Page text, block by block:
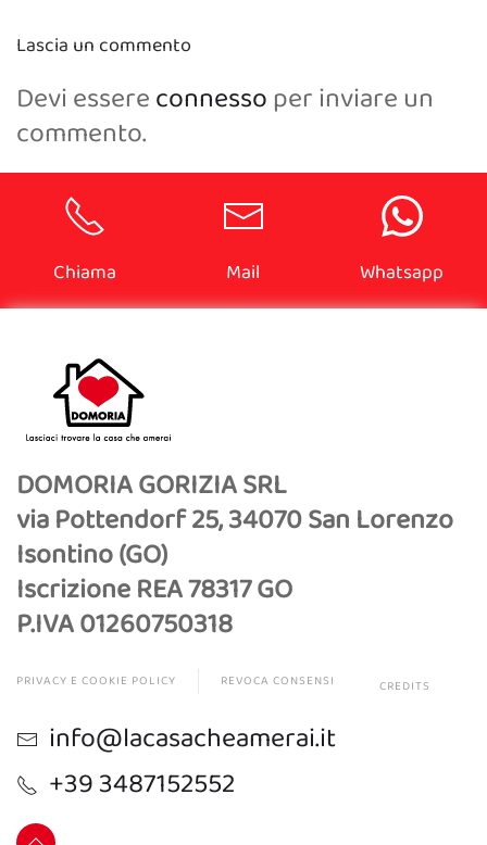
Lascia un commento
Devi essereconnessoper inviare un
commento.
Chiama Mail Whatsapp
DOMORIA GORIZIA SRL
via Pottendorf 25, 34070 San Lorenzo
Isontino (GO)
Iscrizione REA 78317 GO
P.IVA 01260750318
PRIVACY E COOKIE POLICY REVOCA CONSENSI CREDITS
info@lacasacheamerai.it
+39 3487152552